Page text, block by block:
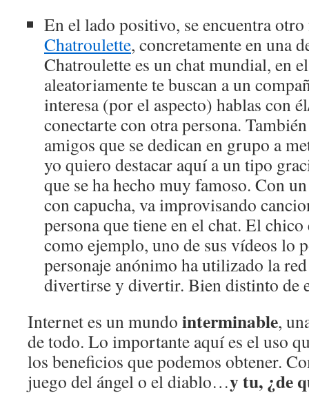
En el lado positivo, se encuentra
Chatroulette, concretamente en una
Chatroulette es un chat mundial, en
aleatoriamente te buscan a un
interesa (por el aspecto) hablas con
conectarte con otra persona.
amigos que se dedican en grupo a
yo quiero destacar aquí a un tipo
que se ha hecho muy famoso. Con
con capucha, va improvisando
persona que tiene en el chat. El
como ejemplo, uno de sus vídeos lo
personaje anónimo ha utilizado la
divertirse y divertir. Bien distinto de
Internet es un mundo interminable,
de todo. Lo importante aquí es el uso
los beneficios que podemos obtener.
juego del ángel o el diablo…y tu, ¿de